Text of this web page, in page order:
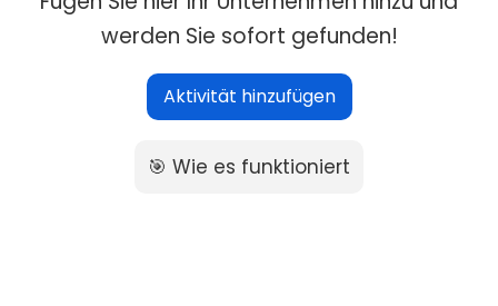
werden Sie sofort gefunden!
Aktivität hinzufügen
🎯 Wie es funktioniert